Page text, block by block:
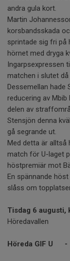
andra gula kort.
Martin
korsbandsskada
sprintade sig fri på
hörnet med dryga
Ingarpsexpressen
matchen i slutet
Dessemellan hade
reducering av
delen av
Stensjön denna
gå segrande ut.
Med detta är alltså
match för U-laget
höstpremiär mot
En spännande
slåss om
Tisdag 6 augusti,
Höredavallen
Höreda GIF